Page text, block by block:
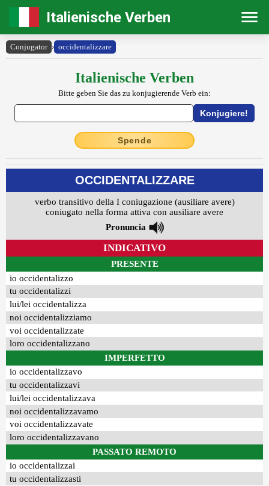
Italienische Verben
Conjugator › occidentalizzare
Italienische Verben
Bitte geben Sie das zu konjugierende Verb ein:
Spende
OCCIDENTALIZZARE
verbo transitivo della I coniugazione (ausiliare avere)
coniugato nella forma attiva con ausiliare avere
Pronuncia
INDICATIVO
PRESENTE
io occidentalizzo
tu occidentalizzi
lui/lei occidentalizza
noi occidentalizziamo
voi occidentalizzate
loro occidentalizzano
IMPERFETTO
io occidentalizzavo
tu occidentalizzavi
lui/lei occidentalizzava
noi occidentalizzavamo
voi occidentalizzavate
loro occidentalizzavano
PASSATO REMOTO
io occidentalizzai
tu occidentalizzasti